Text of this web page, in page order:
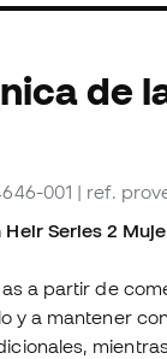
de
001 | ref.
Series 2
a partir de
y a mantener